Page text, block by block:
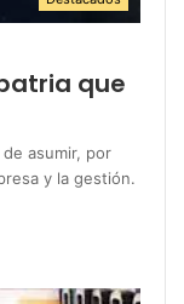
que
asumir, por
y la gestión.